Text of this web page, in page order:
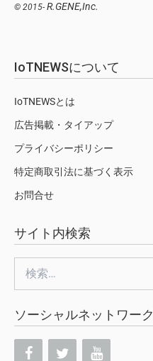
© 2015- R.GENE,Inc.
IoTNEWSについて
IoTNEWSとは
広告掲載・タイアップ
プライバシーポリシー
特定商取引法に基づく表示
お問合せ
サイト内検索
索:
ソーシャルネットワーク